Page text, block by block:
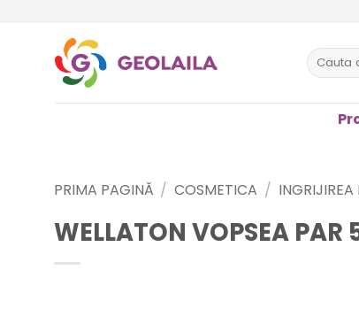
conținut
Caută
după:
PRIMA PAGINĂ / COSMETICA / INGRIJIREA
WELLATON VOPSEA